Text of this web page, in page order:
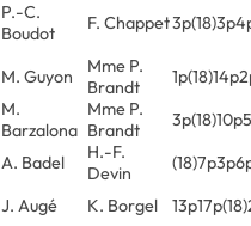
P.-C.
Boudot
F. Chappet
M. Guyon
Mme P.
Brandt
M.
Barzalona
Mme P.
Brandt
A. Badel
H.-F.
Devin
J. Augé K. Borgel